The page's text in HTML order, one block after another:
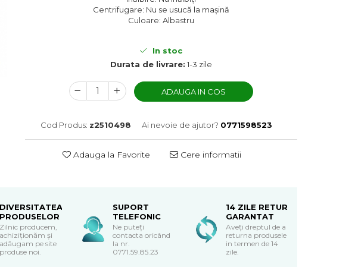
Centrifugare: Nu se usucă la mașină
Culoare: Albastru
In stoc
Durata de livrare: 1-3 zile
ADAUGA IN COS
Cod Produs: z2510498 Ai nevoie de ajutor? 0771598523
Adauga la Favorite Cere informatii
DIVERSITATEA
PRODUSELOR
Zilnic producem,
achiziționăm și
adăugam pe site
produse noi.
SUPORT
TELEFONIC
Ne puteți
contacta oricând
la nr.
0771.59.85.23
14 ZILE RETUR
GARANTAT
Aveți dreptul de a
returna produsele
in termen de 14
zile.